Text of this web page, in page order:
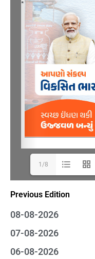
Previous Edition
08-08-2026
07-08-2026
06-08-2026
1/8